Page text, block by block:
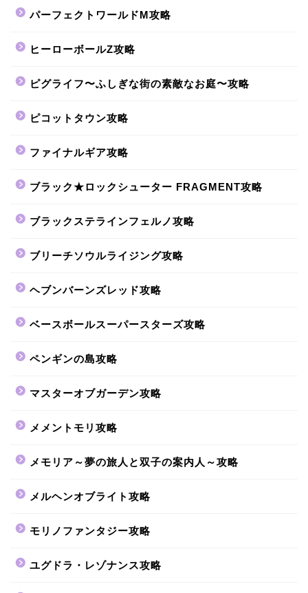
パーフェクトワールドM攻略
ヒーローボールZ攻略
ピグライフ〜ふしぎな街の素敵なお庭〜攻略
ピコットタウン攻略
ファイナルギア攻略
ブラック★ロックシューター FRAGMENT攻略
ブラックステラインフェルノ攻略
ブリーチソウルライジング攻略
ヘブンバーンズレッド攻略
ベースボールスーパースターズ攻略
ペンギンの島攻略
マスターオブガーデン攻略
メメントモリ攻略
メモリア～夢の旅人と双子の案内人～攻略
メルヘンオブライト攻略
モリノファンタジー攻略
ユグドラ・レゾナンス攻略